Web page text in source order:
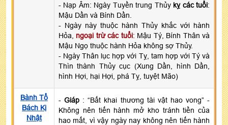
- Nạp Âm: Ngày Tuyền trung Thủy kỵ các tuổi:
Mậu Dần và Bính Dần.
- Ngày này thuộc hành Thủy khắc với hành
Hỏa, ngoại trừ các tuổi: Mậu Tý, Bính Thân và
Mậu Ngọ thuộc hành Hỏa không sợ Thủy.
- Ngày Thân lục hợp với Tỵ, tam hợp với Tý và
Thìn thành Thủy cục (Xung Dần, hình Dần,
hình Hợi, hại Hợi, phá Tỵ, tuyệt Mão)
Bành Tổ
Bách Kị
Nhật
-Giáp : “Bất khai thương tài vật hao vong” -
Không nên tiến hành mở kho tránh tiền của
hao mất, vì vậy ngày nay không nên tiến hành